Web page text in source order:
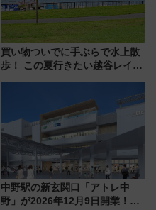
買い物ついでに手ぶらで水上散
歩！ この夏行きたい越谷レイク
ア「LAKESIDE PARK」（埼玉
中野駅の新玄関口「アトレ中
野」が2026年12月9日開業！新